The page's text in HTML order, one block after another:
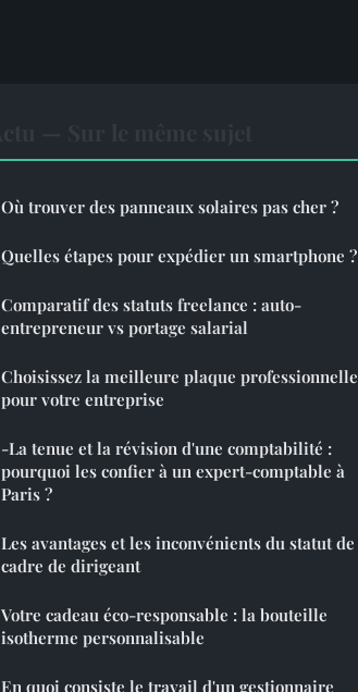
Où trouver des panneaux solaires pas cher ?
Quelles étapes pour expédier un smartphone ?
Comparatif des statuts freelance : auto-
entrepreneur vs portage salarial
Choisissez la meilleure plaque professionnelle
pour votre entreprise
-La tenue et la révision d'une comptabilité :
pourquoi les confier à un expert-comptable à
Paris ?
Les avantages et les inconvénients du statut de
cadre de dirigeant
Votre cadeau éco-responsable : la bouteille
isotherme personnalisable
En quoi consiste le travail d'un gestionnaire